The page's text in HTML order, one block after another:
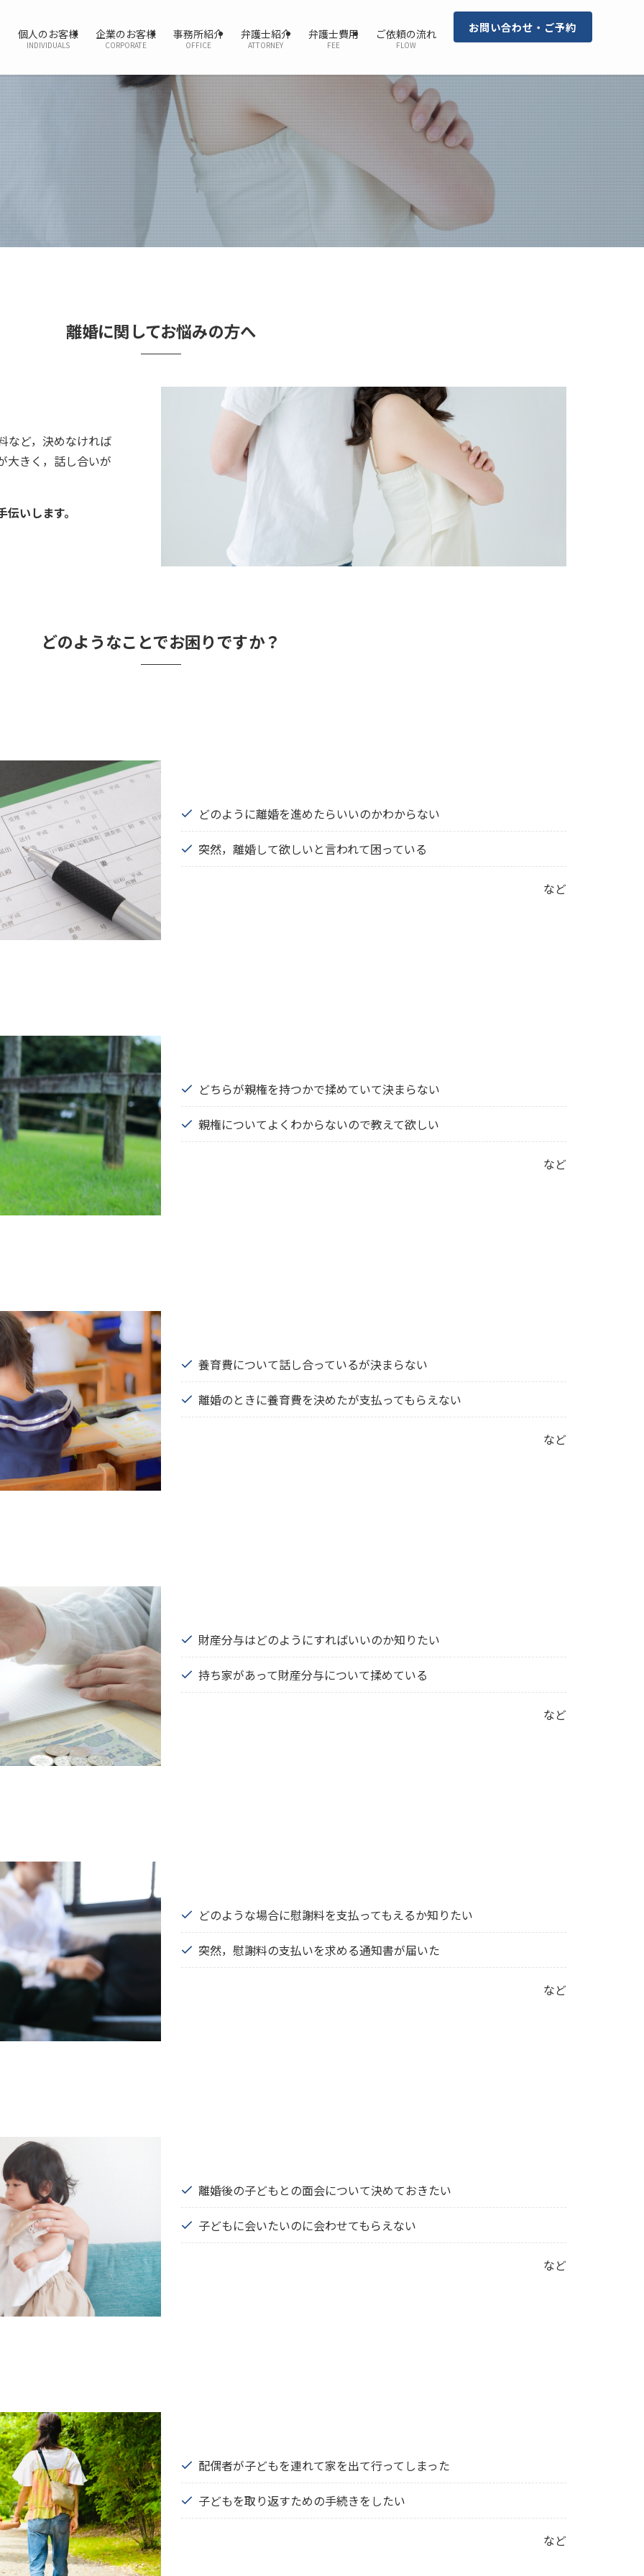
個人のお客様
INDIVIDUALS
企業のお客様
CORPORATE
事務所紹介
OFFICE
弁護士紹介
ATTORNEY
弁護士費用
FEE
ご依頼の流れ
FLOW
お問い合わせ・ご予約
離婚に関してお悩みの方へ
など，決めなければ
大きく，話し合いが
いします。
どのようなことでお困りですか？
どのように離婚を進めたらいいのかわからない
突然，離婚して欲しいと言われて困っている
など
どちらが親権を持つかで揉めていて決まらない
親権についてよくわからないので教えて欲しい
など
養育費について話し合っているが決まらない
離婚のときに養育費を決めたが支払ってもらえない
など
財産分与はどのようにすればいいのか知りたい
持ち家があって財産分与について揉めている
など
どのような場合に慰謝料を支払ってもえるか知りたい
突然，慰謝料の支払いを求める通知書が届いた
など
離婚後の子どもとの面会について決めておきたい
子どもに会いたいのに会わせてもらえない
など
配偶者が子どもを連れて家を出て行ってしまった
子どもを取り返すための手続きをしたい
など